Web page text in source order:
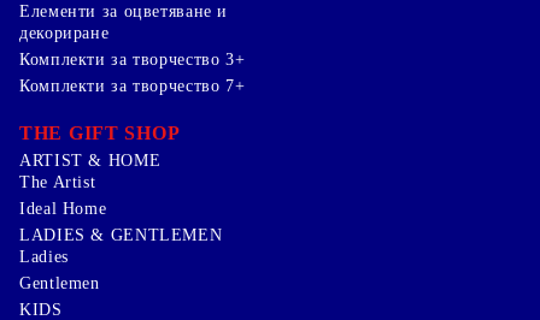
Елементи за оцветяване и
декориране
Комплекти за творчество 3+
Комплекти за творчество 7+
THE GIFT SHOP
ARTIST & HOME
The Artist
Ideal Home
LADIES & GENTLEMEN
Ladies
Gentlemen
KIDS